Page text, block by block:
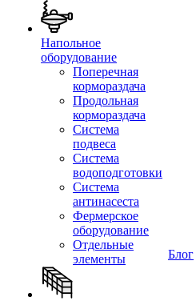
Напольное
оборудование
Поперечная
кормораздача
Продольная
кормораздача
Система
подвеса
Система
водоподготовки
Система
антинасеста
Фермерское
оборудование
Отдельные
элементы
Блог